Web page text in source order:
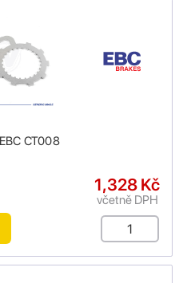
CT008
1,328 Kč
včetně DPH